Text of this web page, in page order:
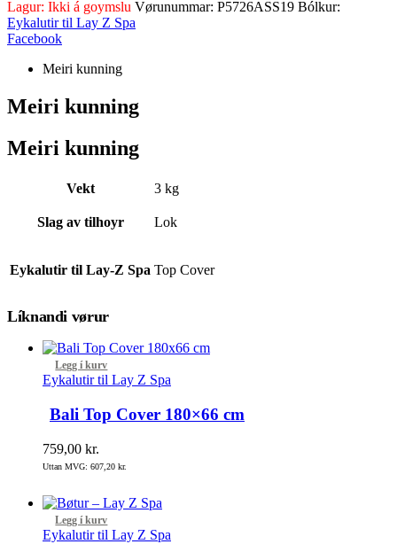
Lagur: Ikki á goymslu Vørunummar: P5726ASS19 Bólkur:
Eykalutir til Lay Z Spa
Facebook
Meiri kunning
Meiri kunning
Meiri kunning
Vekt 3 kg
Slag av tilhoyr Lok
Eykalutir til Lay-Z Spa Top Cover
Líknandi vørur
Legg í kurv
Eykalutir til Lay Z Spa
Bali Top Cover 180×66 cm
759,00 kr.
Uttan MVG: 607,20 kr.
Legg í kurv
Eykalutir til Lay Z Spa